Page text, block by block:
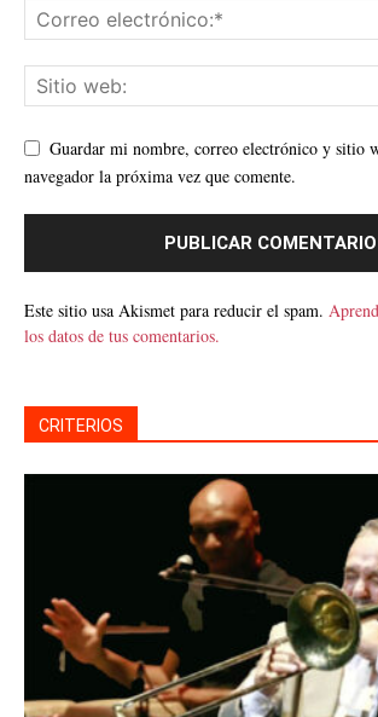
Guardar mi nombre, correo electrónico y sitio
navegador la próxima vez que comente.
Este sitio usa Akismet para reducir el spam.
los datos de tus comentarios.
CRITERIOS